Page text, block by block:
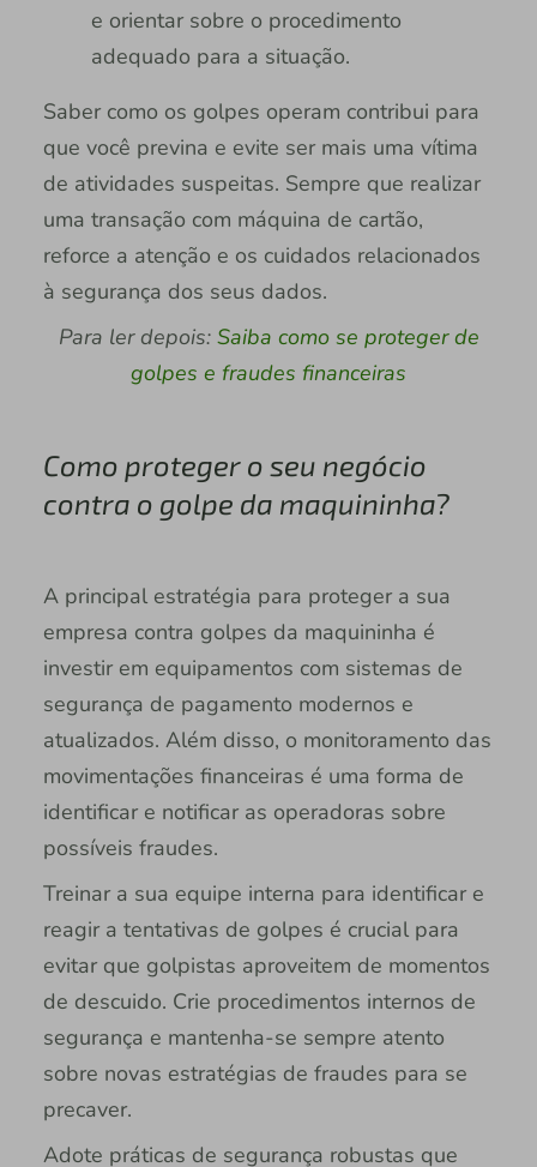
e orientar sobre o procedimento
adequado para a situação.
Saber como os golpes operam contribui para
que você previna e evite ser mais uma vítima
de atividades suspeitas. Sempre que realizar
uma transação com máquina de cartão,
reforce a atenção e os cuidados relacionados
à segurança dos seus dados.
Para ler depois: Saiba como se proteger de
golpes e fraudes financeiras
Como proteger o seu negócio
contra o golpe da maquininha?
A principal estratégia para proteger a sua
empresa contra golpes da maquininha é
investir em equipamentos com sistemas de
segurança de pagamento modernos e
atualizados. Além disso, o monitoramento das
movimentações financeiras é uma forma de
identificar e notificar as operadoras sobre
possíveis fraudes.
Treinar a sua equipe interna para identificar e
reagir a tentativas de golpes é crucial para
evitar que golpistas aproveitem de momentos
de descuido. Crie procedimentos internos de
segurança e mantenha-se sempre atento
sobre novas estratégias de fraudes para se
precaver.
Adote práticas de segurança robustas que